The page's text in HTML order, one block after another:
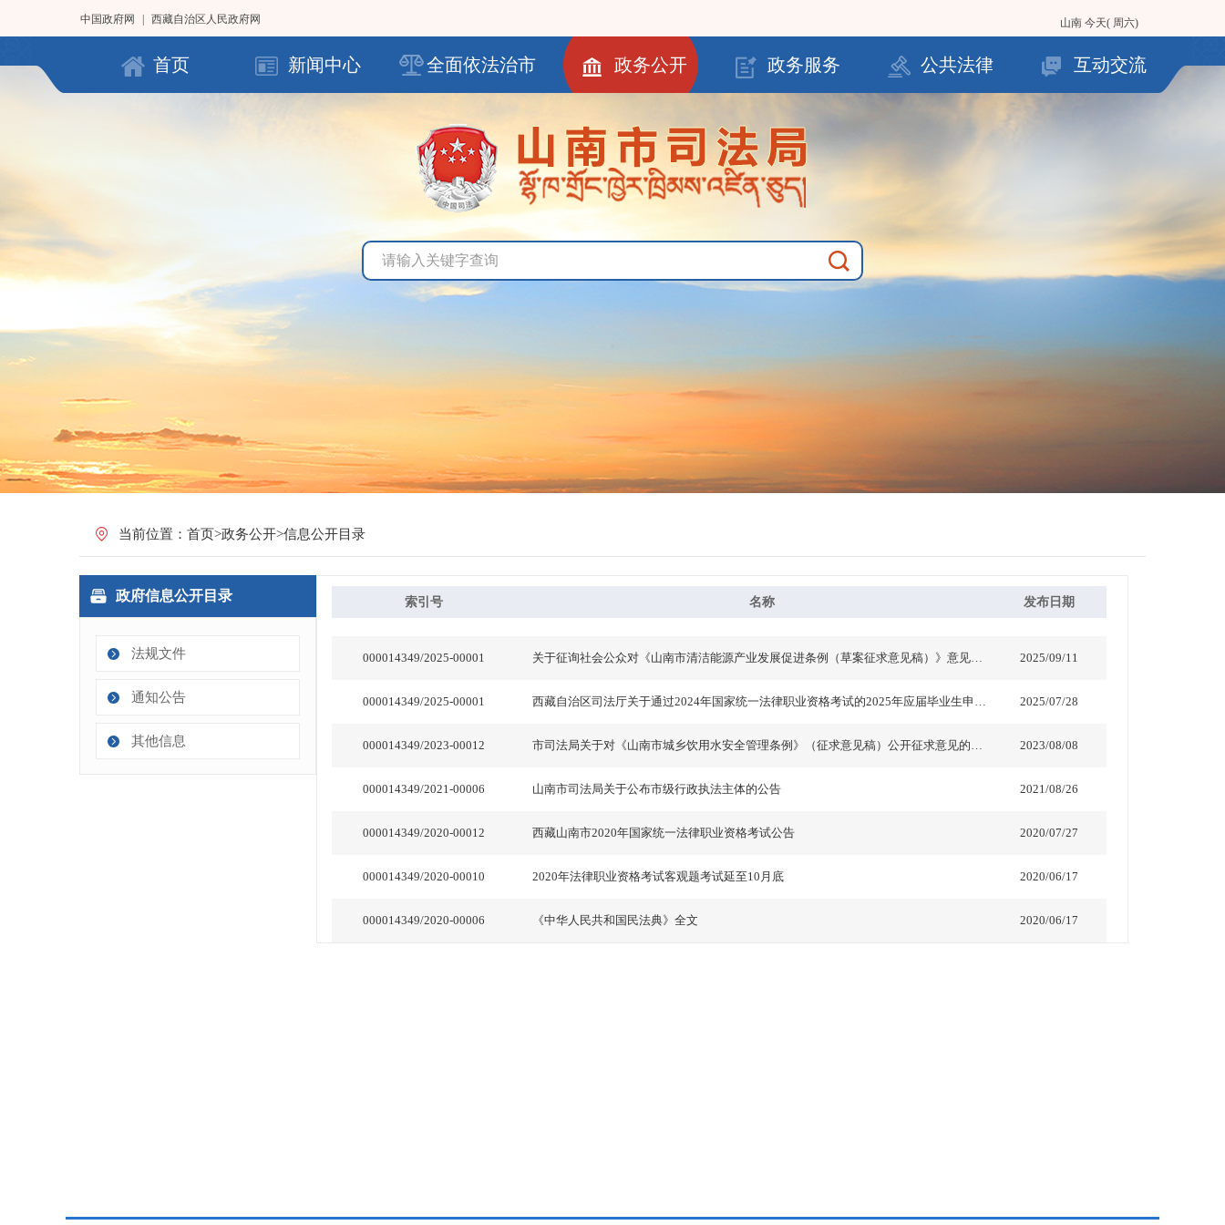
中国政府网 西藏自治区人民政府网 山南 今天( 周六)
首页 新闻中心 全面依法治市 政务公开 政务服务 公共法律 互动交流
当前位置： 首页>政务公开>信息公开目录
政府信息公开目录
法规文件
通知公告
其他信息